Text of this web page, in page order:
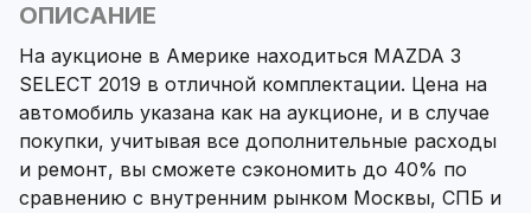
ОПИСАНИЕ
На аукционе в Америке находиться MAZDA 3
SELECT 2019 в отличной комплектации. Цена на
автомобиль указана как на аукционе, и в случае
покупки, учитывая все дополнительные расходы
и ремонт, вы сможете сэкономить до 40% по
сравнению с внутренним рынком Москвы, СПБ и